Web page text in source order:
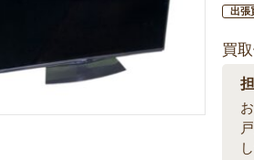
出張
買